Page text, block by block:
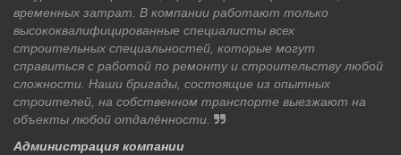
временных затрат. В компании работают только
высококвалифицированные специалисты всех
строительных специальностей, которые могут
справиться с работой по ремонту и строительству любой
сложности. Наши бригады, состоящие из опытных
строителей, на собственном транспорте выезжают на
объекты любой отдалённости.
Администрация компании